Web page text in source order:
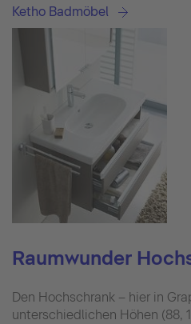
Ketho Badmöbel
Raumwunder
Den Hochschrank – hier in
unterschiedlichen Höhen (88,